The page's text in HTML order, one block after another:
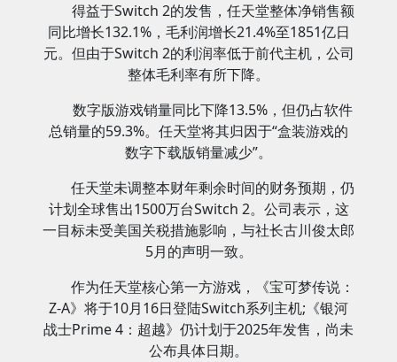
得益于Switch 2的发售，任天堂整体净销售额
同比增长132.1%，毛利润增长21.4%至1851亿日
元。但由于Switch 2的利润率低于前代主机，公司
整体毛利率有所下降。
数字版游戏销量同比下降13.5%，但仍占软件
总销量的59.3%。任天堂将其归因于“盒装游戏的
数字下载版销量减少”。
任天堂未调整本财年剩余时间的财务预期，仍
计划全球售出1500万台Switch 2。公司表示，这
一目标未受美国关税措施影响，与社长古川俊太郎
5月的声明一致。
作为任天堂核心第一方游戏，《宝可梦传说：
Z-A》将于10月16日登陆Switch系列主机;《银河
战士Prime 4：超越》仍计划于2025年发售，尚未
公布具体日期。